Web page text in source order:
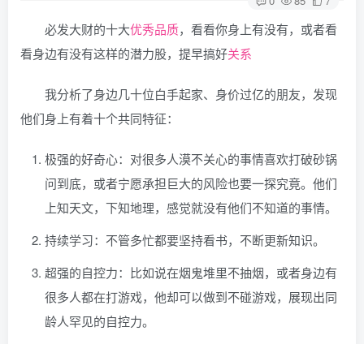
必发大财的十大优秀品质，看看你身上有没有，或者看
看身边有没有这样的潜力股，提早搞好关系
我分析了身边几十位白手起家、身价过亿的朋友，发现
他们身上有着十个共同特征：
极强的好奇心：对很多人漠不关心的事情喜欢打破砂锅
问到底，或者宁愿承担巨大的风险也要一探究竟。他们
上知天文，下知地理，感觉就没有他们不知道的事情。
持续学习：不管多忙都要坚持看书，不断更新知识。
超强的自控力：比如说在烟鬼堆里不抽烟，或者身边有
很多人都在打游戏，他却可以做到不碰游戏，展现出同
龄人罕见的自控力。